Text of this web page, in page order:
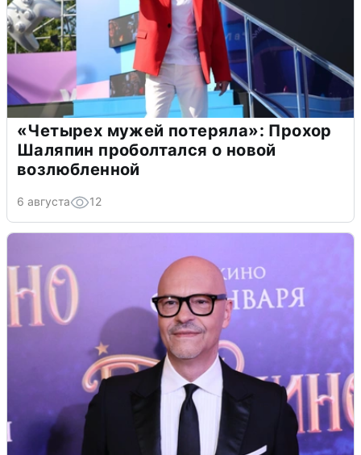
«Четырех мужей потеряла»: Прохор
Шаляпин проболтался о новой
возлюбленной
6 августа 12